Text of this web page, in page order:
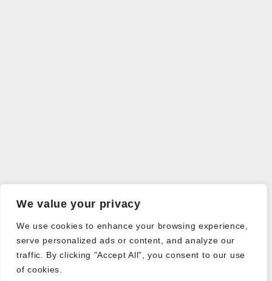
We value your privacy
We use cookies to enhance your browsing experience,
serve personalized ads or content, and analyze our
traffic. By clicking "Accept All", you consent to our use
of cookies.